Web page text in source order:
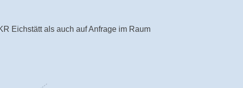
Eichstätt als auch auf Anfrage im Raum